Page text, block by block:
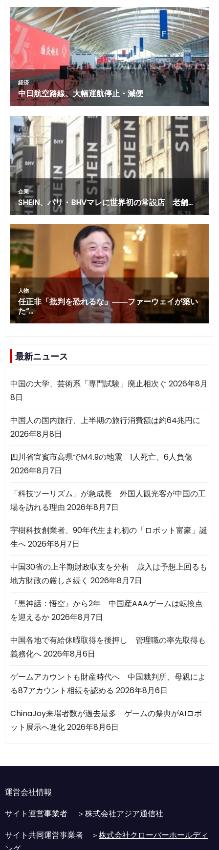
最新ニュース
中国の大学、芸術系「専門試験」廃止相次ぐ 2026年8月
8日
中国人の国内旅行、上半期の旅行消費額は約64兆円に
2026年8月8日
四川省宜賓市高県でM4.9の地震 1人死亡、6人負傷
2026年8月7日
「科技ツーリズム」が急成長 外国人観光客が中国の工
場を訪れる理由 2026年8月7日
宇樹科技創業者、90年代生まれ初の「ロボット富豪」誕
生へ2026年8月7日
中国30省の上半期財政収支を分析 歳入は予想上回るも
地方財政の厳しさ続く 2026年8月7日
『黒神話：悟空』から2年 中国産AAAゲームは転換点
を迎えるか2026年8月7日
中国各地で有給休暇取得を後押し 管理職の率先取得も
義務化へ2026年8月6日
ゲームアカウントも財産時代へ 中国裁判所、母親によ
る87アカウント相続を認める 2026年8月6日
ChinaJoy来場者数が過去最多 ゲームの祭典がAIロボ
ット展示へ進化2026年8月6日
運営会社情報
サイト運営事業者 ＞株式会社アジア通信社
サイト共同運営事業者 ＞株式会社クローバーホールディ